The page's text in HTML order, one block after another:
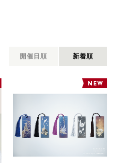
開催日順 新着順